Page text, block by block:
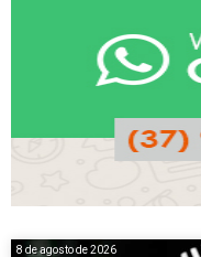
8 de agosto de 2026